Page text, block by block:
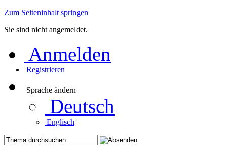
Zum Seiteninhalt springen
Sie sind nicht angemeldet.
Anmelden
Registrieren
Sprache ändern
Deutsch
Englisch